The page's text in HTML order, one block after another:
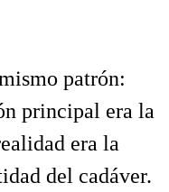
patrón:
principal era la
era la
del cadáver.